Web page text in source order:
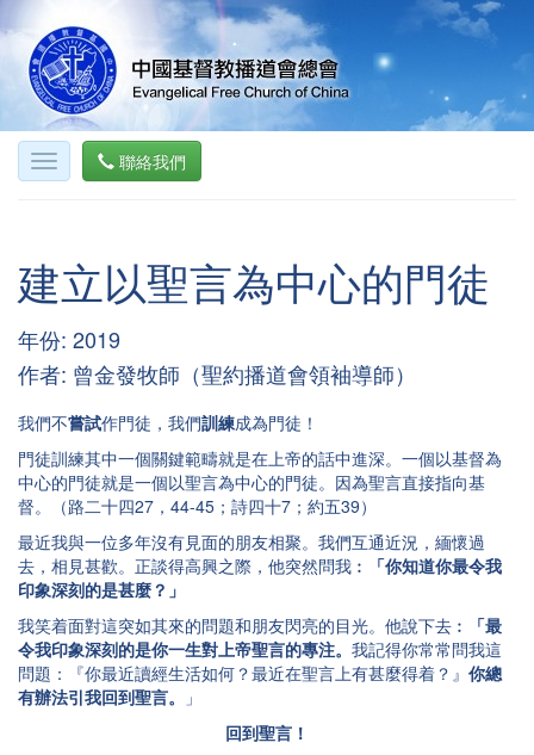
聯絡我們
建立以聖言為中心的門徒
年份: 2019
作者: 曾金發牧師（聖約播道會領袖導師）
我們不嘗試作門徒，我們訓練成為門徒！
門徒訓練其中一個關鍵範疇就是在上帝的話中進深。一個以基督為
中心的門徒就是一個以聖言為中心的門徒。因為聖言直接指向基
督。（路二十四27，44-45；詩四十7；約五39）
最近我與一位多年沒有見面的朋友相聚。我們互通近況，緬懷過
去，相見甚歡。正談得高興之際，他突然問我︰
「你知道你最令我
印象深刻的是甚麼？」
我笑着面對這突如其來的問題和朋友閃亮的目光。他說下去︰
「最
令我印象深刻的是你一生對上帝聖言的專注。 我記得你常常問我這
問題：『你最近讀經生活如何？最近在聖言上有甚麼得着？』 你總
有辦法引我回到聖言。
」
回到聖言！